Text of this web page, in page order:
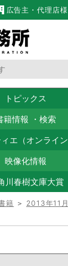
広告主・代理店
トピックス
籍情報 ・ 検索
エ（オンライン
映像化情報
川春樹文庫大賞
籍 ＞ 2013年11月